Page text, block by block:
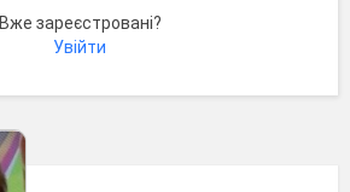
Вже зареєстровані?
Увійти